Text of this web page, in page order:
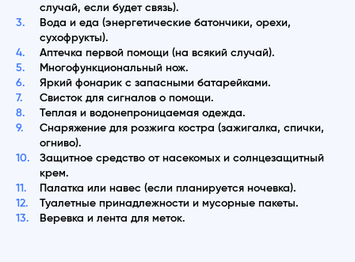
случай, если будет связь).
Вода и еда (энергетические батончики, орехи,
сухофрукты).
Аптечка первой помощи (на всякий случай).
Многофункциональный нож.
Яркий фонарик с запасными батарейками.
Свисток для сигналов о помощи.
Теплая и водонепроницаемая одежда.
Снаряжение для розжига костра (зажигалка, спички,
огниво).
Защитное средство от насекомых и солнцезащитный
крем.
Палатка или навес (если планируется ночевка).
Туалетные принадлежности и мусорные пакеты.
Веревка и лента для меток.